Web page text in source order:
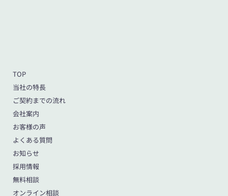
TOP
当社の特長
ご契約までの流れ
会社案内
お客様の声
よくある質問
お知らせ
採用情報
無料相談
オンライン相談